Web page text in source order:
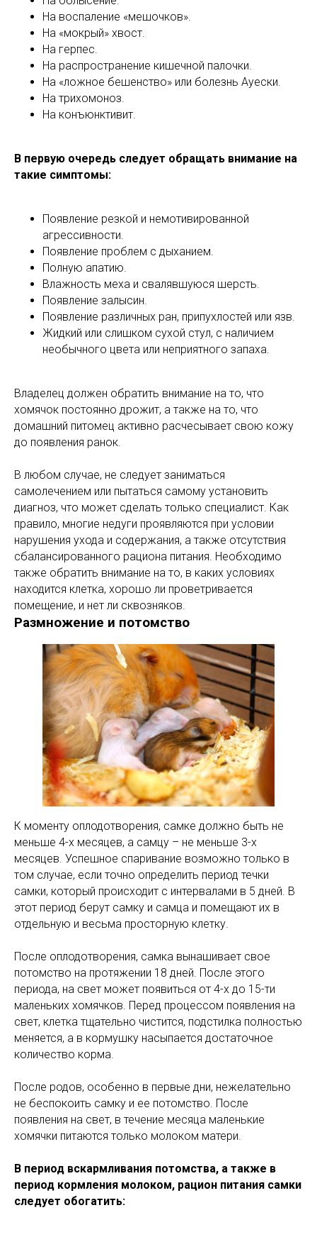
На воспаление «мешочков».
На «мокрый» хвост.
На герпес.
На распространение кишечной палочки.
На «ложное бешенство» или болезнь Ауески.
На трихомоноз.
На конъюнктивит.
В первую очередь следует обращать внимание на
такие симптомы:
Появление резкой и немотивированной
агрессивности.
Появление проблем с дыханием.
Полную апатию.
Влажность меха и свалявшуюся шерсть.
Появление залысин.
Появление различных ран, припухлостей или язв.
Жидкий или слишком сухой стул, с наличием
необычного цвета или неприятного запаха.
Владелец должен обратить внимание на то, что
хомячок постоянно дрожит, а также на то, что
домашний питомец активно расчесывает свою кожу
до появления ранок.
В любом случае, не следует заниматься
самолечением или пытаться самому установить
диагноз, что может сделать только специалист. Как
правило, многие недуги проявляются при условии
нарушения ухода и содержания, а также отсутствия
сбалансированного рациона питания. Необходимо
также обратить внимание на то, в каких условиях
находится клетка, хорошо ли проветривается
помещение, и нет ли сквозняков.
Размножение и потомство
К моменту оплодотворения, самке должно быть не
меньше 4-х месяцев, а самцу – не меньше 3-х
месяцев. Успешное спаривание возможно только в
том случае, если точно определить период течки
самки, который происходит с интервалами в 5 дней. В
этот период берут самку и самца и помещают их в
отдельную и весьма просторную клетку.
После оплодотворения, самка вынашивает свое
потомство на протяжении 18 дней. После этого
периода, на свет может появиться от 4-х до 15-ти
маленьких хомячков. Перед процессом появления на
свет, клетка тщательно чистится, подстилка полностью
меняется, а в кормушку насыпается достаточное
количество корма.
После родов, особенно в первые дни, нежелательно
не беспокоить самку и ее потомство. После
появления на свет, в течение месяца маленькие
хомячки питаются только молоком матери.
В период вскармливания потомства, а также в
период кормления молоком, рацион питания самки
следует обогатить: